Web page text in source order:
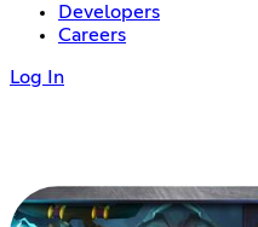
Developers
Careers
Log In